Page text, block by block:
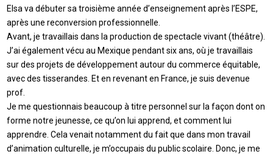
Elsa va débuter sa troisième année d’enseignement après l’ESPE,
après une reconversion professionnelle.
Avant, je travaillais dans la production de spectacle vivant (théâtre).
J’ai également vécu au Mexique pendant six ans, où je travaillais
sur des projets de développement autour du commerce équitable,
avec des tisserandes. Et en revenant en France, je suis devenue
prof.
Je me questionnais beaucoup à titre personnel sur la façon dont on
forme notre jeunesse, ce qu’on lui apprend, et comment lui
apprendre. Cela venait notamment du fait que dans mon travail
d’animation culturelle, je m’occupais du public scolaire. Donc, je me